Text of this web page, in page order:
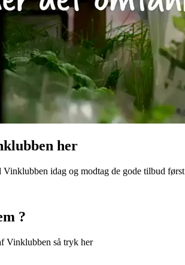
her
idag og modtag de gode tilbud først
?
Vinklubben så tryk her